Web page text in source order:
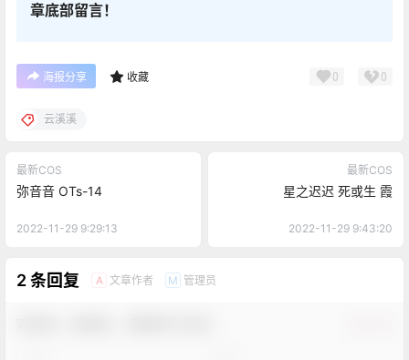
章底部留言！
海报分享 收藏 0 0
云溪溪
最新COS
弥音音 OTs-14
2022-11-29 9:29:13
最新COS
星之迟迟 死或生 霞
2022-11-29 9:43:20
2 条回复 A 文章作者 M 管理员